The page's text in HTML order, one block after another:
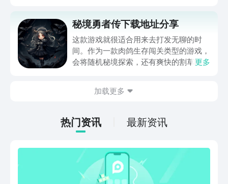
app进行下载会更加方便，九游是手游福
利最多的游戏平台，在这里不仅能够看到
游戏资源，还能及时查看后续的消息、活
动内容等相关信息。
秘境勇者传下载地址分享
这款游戏就很适合用来去打发无聊的时
间。作为一款肉鸽生存闯关类型的游戏，
会将随机秘境探索，还有爽快的割草闯关
接就可以下载。游戏的上手门槛还是比较
打发无聊的时间，可玩性真的比较高。
更多
加载更多
热门资讯 最新资讯